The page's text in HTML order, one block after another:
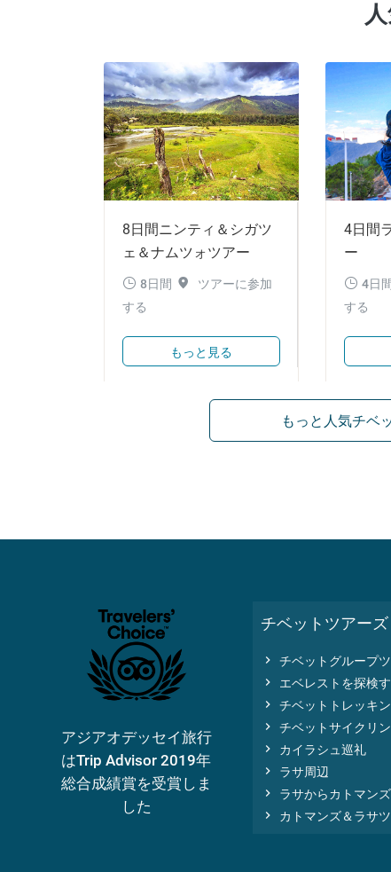
8日間ニンティ＆シガツ
ェ＆ナムツォツアー
 8日間 
ツアーに参加
する
もっと見る
4日間
ー
 4日間
する
ック・イェルパへの巡礼
ツアー
 5日間
する
ー
する
もっと人気チベ
アジアオデッセイ旅行
はTrip Advisor 2019年
総合成績賞を受賞しま
した
チベットツアーズ

チベットグループ

エベレストを探検

チベットトレッキ

チベットサイクリ

カイラシュ巡礼

ラサ周辺

ラサからカトマン

カトマンズ＆ラサ